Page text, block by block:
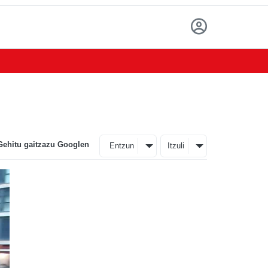
gaitzazu Googlen Entzun Itzuli